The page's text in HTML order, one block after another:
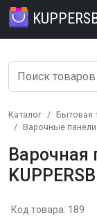
Каталог Бытовая
Варочные панели
Варочная
Код товара: 189